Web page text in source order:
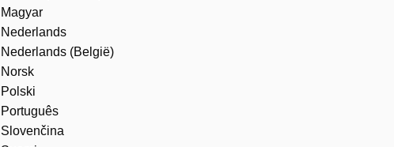
Magyar
Nederlands
Nederlands (België)
Norsk
Polski
Português
Slovenčina